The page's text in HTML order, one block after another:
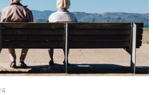
– GÄVLEBORG